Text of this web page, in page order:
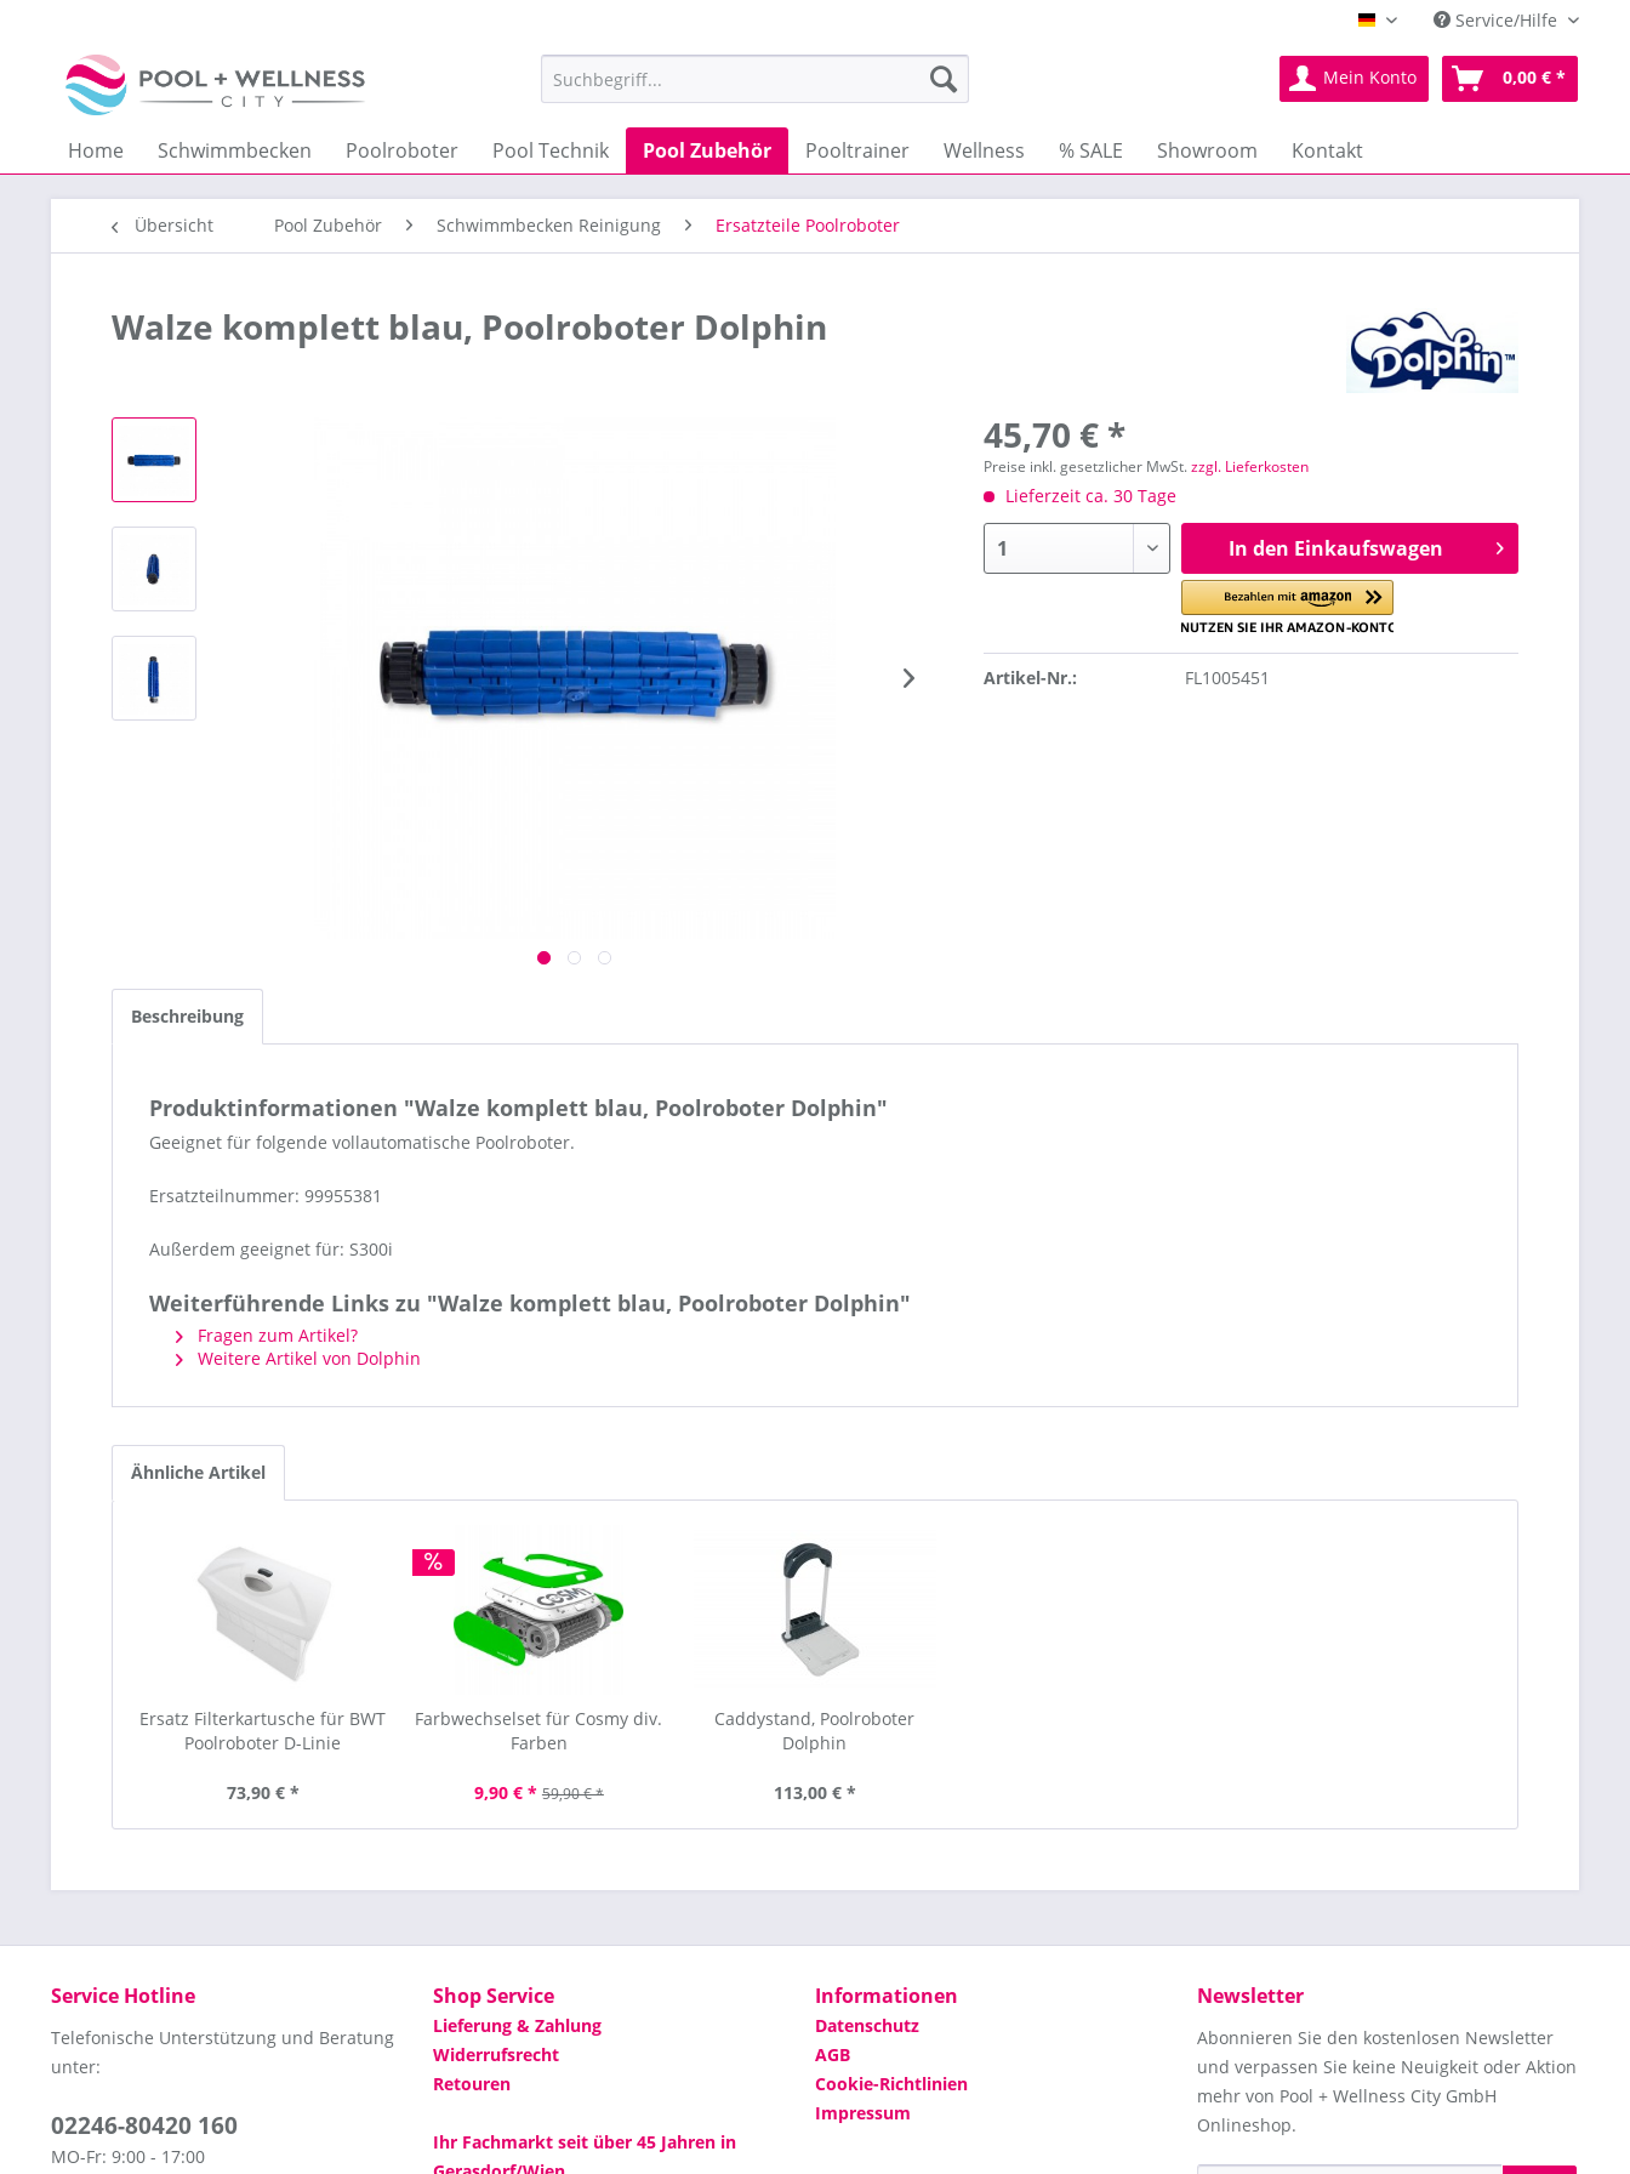
Deutsch Service/Hilfe
Mein Konto 0,00 € *
Home Schwimmbecken Poolroboter Pool Technik Pool Zubehör Pooltrainer Wellness % SALE Showroom Kontakt
Übersicht Pool Zubehör Schwimmbecken Reinigung Ersatzteile Poolroboter
Walze komplett blau, Poolroboter Dolphin
45,70 € *
Preise inkl. gesetzlicher MwSt.zzgl. Lieferkosten
Lieferzeit ca. 30 Tage
In den Einkaufswagen
Artikel-Nr.: FL1005451
Beschreibung
Produktinformationen "Walze komplett blau, Poolroboter Dolphin"
Geeignet für folgende vollautomatische Poolroboter.
Ersatzteilnummer: 99955381
Außerdem geeignet für: S300i
Weiterführende Links zu "Walze komplett blau, Poolroboter Dolphin"
Fragen zum Artikel?
Weitere Artikel von Dolphin
Ähnliche Artikel
Ersatz Filterkartusche für BWT
Poolroboter D-Linie
73,90 € *
Farbwechselset für Cosmy div.
Farben
9,90 € * 59,90 € *
Caddystand, Poolroboter
Dolphin
113,00 € *
Service Hotline
Telefonische Unterstützung und Beratung
unter:
02246-80420 160
MO-Fr: 9:00 - 17:00
Shop Service
Lieferung & Zahlung
Widerrufsrecht
Retouren
Ihr Fachmarkt seit über 45 Jahren in
Informationen
Datenschutz
AGB
Cookie-Richtlinien
Impressum
Newsletter
Abonnieren Sie den kostenlosen Newsletter
und verpassen Sie keine Neuigkeit oder Aktion
mehr von Pool + Wellness City GmbH
Onlineshop.